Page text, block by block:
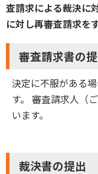
査請求による裁決に
に対し再審査請求を
審査請求書の
決定に不服がある
す。 審査請求人（
います。
裁決書の提出